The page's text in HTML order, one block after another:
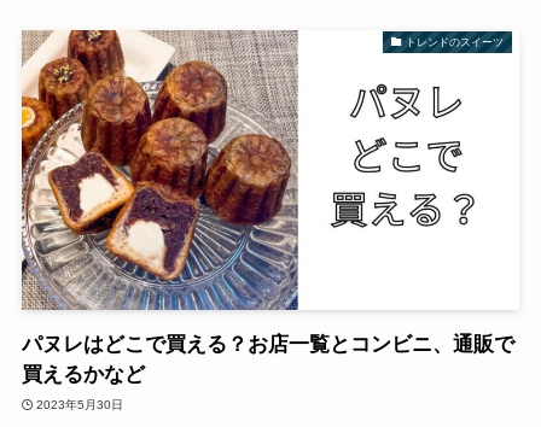
トレンドのスイーツ
パヌレはどこで買える？お店一覧とコンビニ、通販で
買えるかなど
2023年5月30日